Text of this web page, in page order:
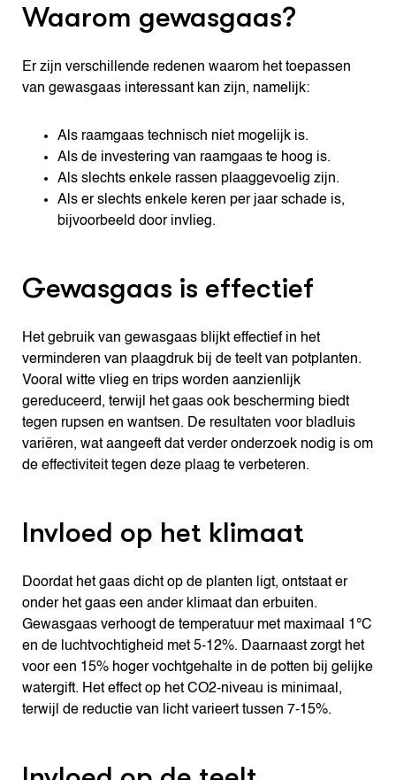
Waarom gewasgaas?
Er zijn verschillende redenen waarom het toepassen
van gewasgaas interessant kan zijn, namelijk:
Als raamgaas technisch niet mogelijk is.
Als de investering van raamgaas te hoog is.
Als slechts enkele rassen plaaggevoelig zijn.
Als er slechts enkele keren per jaar schade is,
bijvoorbeeld door invlieg.
Gewasgaas is effectief
Het gebruik van gewasgaas blijkt effectief in het
verminderen van plaagdruk bij de teelt van potplanten.
Vooral witte vlieg en trips worden aanzienlijk
gereduceerd, terwijl het gaas ook bescherming biedt
tegen rupsen en wantsen. De resultaten voor bladluis
variëren, wat aangeeft dat verder onderzoek nodig is om
de effectiviteit tegen deze plaag te verbeteren.
Invloed op het klimaat
Doordat het gaas dicht op de planten ligt, ontstaat er
onder het gaas een ander klimaat dan erbuiten.
Gewasgaas verhoogt de temperatuur met maximaal 1°C
en de luchtvochtigheid met 5-12%. Daarnaast zorgt het
voor een 15% hoger vochtgehalte in de potten bij gelijke
watergift. Het effect op het CO2-niveau is minimaal,
terwijl de reductie van licht varieert tussen 7-15%.